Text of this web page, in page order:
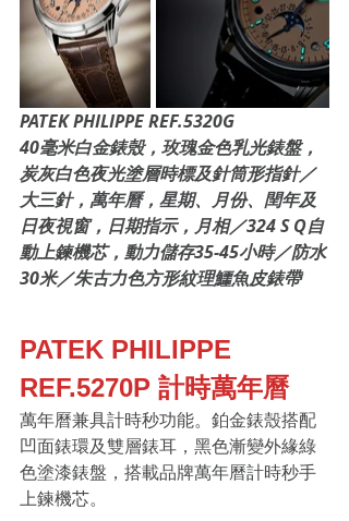
PATEK PHILIPPE REF.5320G
40毫米白金錶殼，玫瑰金色乳光錶盤，
炭灰白色夜光塗層時標及針筒形指針／
大三針，萬年曆，星期、月份、閏年及
日夜視窗，日期指示，月相／324 S Q自
動上鍊機芯，動力儲存35-45小時／防水
30米／朱古力色方形紋理鱷魚皮錶帶
PATEK PHILIPPE
REF.5270P 計時萬年曆
萬年曆兼具計時秒功能。鉑金錶殼搭配
凹面錶環及雙層錶耳，黑色漸變外緣綠
色塗漆錶盤，搭載品牌萬年曆計時秒手
上鍊機芯。